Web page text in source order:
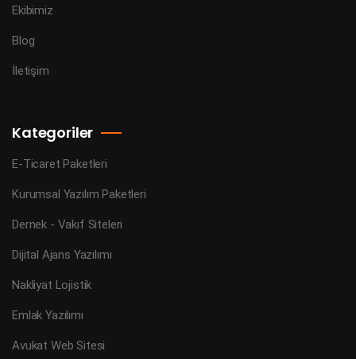
Ekibimiz
Blog
İletişim
Kategoriler
E-Ticaret Paketleri
Kurumsal Yazılım Paketleri
Dernek - Vakıf Siteleri
Dijital Ajans Yazılımı
Nakliyat Lojistik
Emlak Yazılımı
Avukat Web Sitesi